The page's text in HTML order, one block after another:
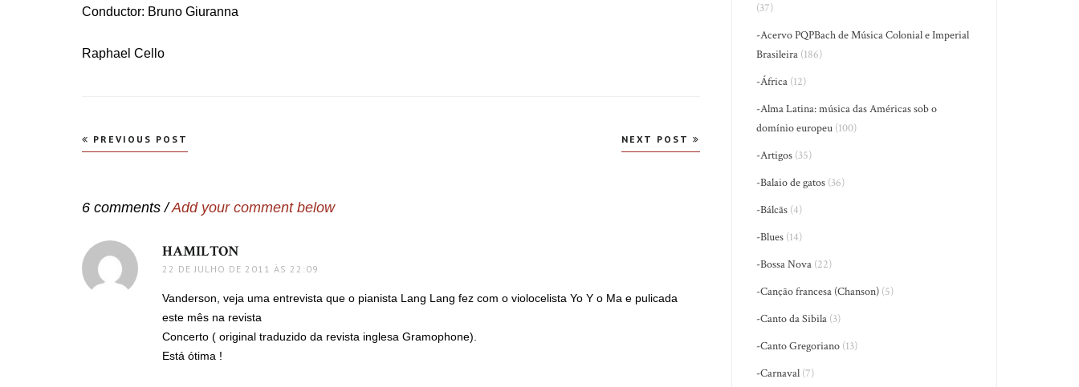
Conductor: Bruno Giuranna
Raphael Cello
Navegação
PREVIOUS POST NEXT POST
6 comments /Add your comment below
HAMILTON
22 DE JULHO DE 2011 ÀS 22:09
Vanderson, veja uma entrevista que o pianista Lang Lang fez com o violocelista Yo Y o Ma e pulicada
este mês na revista
Concerto ( original traduzido da revista inglesa Gramophone).
Está ótima !
(37)
-Acervo PQPBach de Música Colonial e Imperial
Brasileira (186)
-África (12)
-Alma Latina: música das Américas sob o
domínio europeu (100)
-Artigos (35)
-Balaio de gatos (36)
-Bálcãs (4)
-Blues (14)
-Bossa Nova (22)
-Canção francesa (Chanson) (5)
-Canto da Sibila (3)
-Canto Gregoriano (13)
-Carnaval (7)